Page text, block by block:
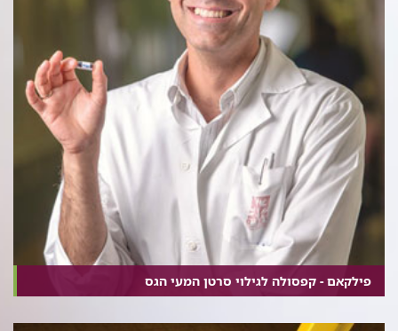
פילקאם - קפסולה לגילוי סרטן המעי הגס